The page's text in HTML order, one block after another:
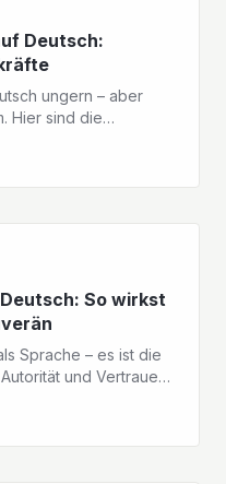
Deutsch:
ungern – aber
Hier sind die
So wirkst
Sprache – es ist die
und Vertrauen
machen.